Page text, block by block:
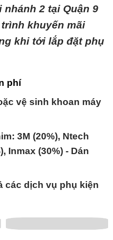
nhánh 2 tại Quận 9
khuyến mãi
khi tới lắp đặt phụ
phí
vệ sinh khoan máy
3M (20%), Ntech
Inmax (30%) - Dán
các dịch vụ phụ kiện